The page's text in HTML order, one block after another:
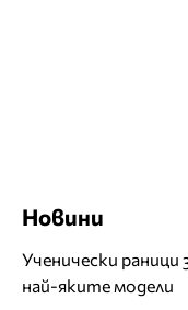
Новини
Ученически раници
най-яките модели